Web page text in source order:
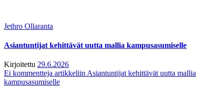
Jethro Ollaranta
Asiantuntijat kehittävät uutta mallia kampusasumiselle
Kirjoitettu 29.6.2026
Ei kommentteja artikkeliin Asiantuntijat kehittävät uutta mallia
kampusasumiselle